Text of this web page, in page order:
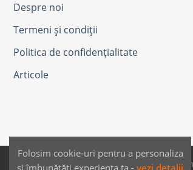
Despre noi
Termeni și condiții
Politica de confidențialitate
Articole
SAIKO MEDIA & SIGNS - Produse fabricate
Folosim cookie-uri pentru a personaliza
și îmbunătăți experiența ta - vezi detalii